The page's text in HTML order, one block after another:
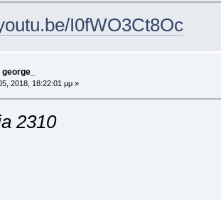
I0fWO3Ct8Oc
2018, 18:22:01 μμ »
2310